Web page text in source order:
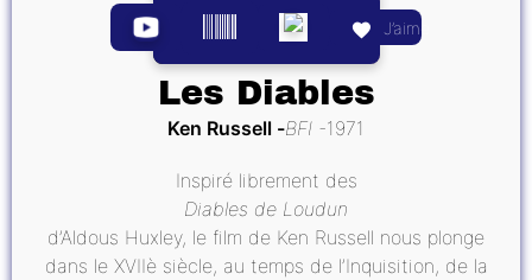
J’aime
Les Diables
Ken Russell BFI 1971
Inspiré librement des
Diables de Loudun
d’Aldous Huxley, le film de Ken Russell nous plonge
dans le XVIIè siècle, au temps de l’Inquisition, de la